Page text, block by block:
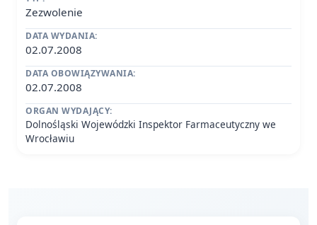
Zezwolenie
DATA WYDANIA:
02.07.2008
DATA OBOWIĄZYWANIA:
02.07.2008
ORGAN WYDAJĄCY:
Dolnośląski Wojewódzki Inspektor Farmaceutyczny we
Wrocławiu